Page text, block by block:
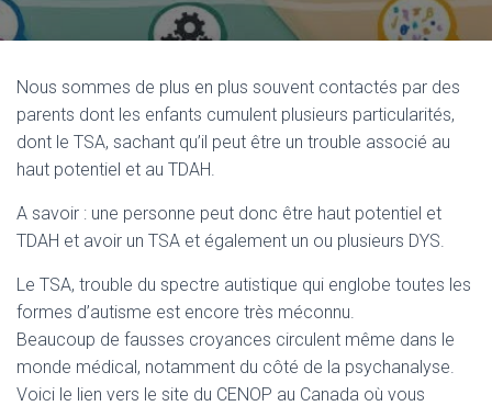
E
N
N
Nous sommes de plus en plus souvent contactés par des
parents dont les enfants cumulent plusieurs particularités,
dont le TSA, sachant qu’il peut être un trouble associé au
haut potentiel et au TDAH.
A savoir : une personne peut donc être haut potentiel et
TDAH et avoir un TSA et également un ou plusieurs DYS.
Le TSA, trouble du spectre autistique qui englobe toutes les
formes d’autisme est encore très méconnu.
Beaucoup de fausses croyances circulent même dans le
monde médical, notamment du côté de la psychanalyse.
Voici le lien vers le site du CENOP au Canada où vous